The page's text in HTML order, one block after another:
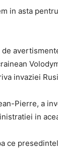
in asta
de
invaziei
Pierre, a
in
ce